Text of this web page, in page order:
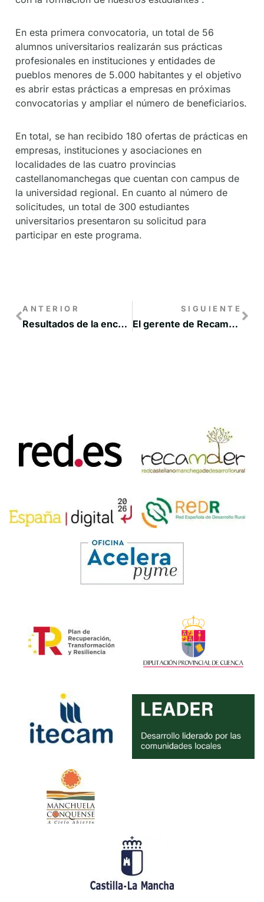
En esta primera convocatoria, un total de 56
alumnos universitarios realizarán sus prácticas
profesionales en instituciones y entidades de
pueblos menores de 5.000 habitantes y el objetivo
es abrir estas prácticas a empresas en próximas
convocatorias y ampliar el número de beneficiarios.
En total, se han recibido 180 ofertas de prácticas en
empresas, instituciones y asociaciones en
localidades de las cuatro provincias
castellanomanchegas que cuentan con campus de
la universidad regional. En cuanto al número de
solicitudes, un total de 300 estudiantes
universitarios presentaron su solicitud para
participar en este programa.
ANTERIOR
Resultados de la encuesta realizada por la Red Rural Nacional a los jóvenes del medio rural
SIGUIENTE
El gerente de Recamder, José Luis Peralta, ha participado en los Encuentros 2021 Mujer Rural